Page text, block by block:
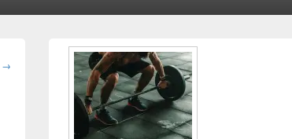
→
Primära
sidofältet
Widget
område